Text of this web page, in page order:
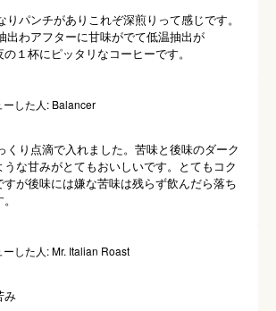
パンチがありこれぞ深煎りって感じです。
わアフターに甘味がでて低温抽出が
１杯にピッタリなコーヒーです。
ーした人: Balancer
くり点滴で入れました。苦味と後味のダーク
な甘みがとてもおいしいです。とてもコク
すが後味には嫌な苦味は残らず飲んだら落ち
ーした人: Mr. Italian Roast
み